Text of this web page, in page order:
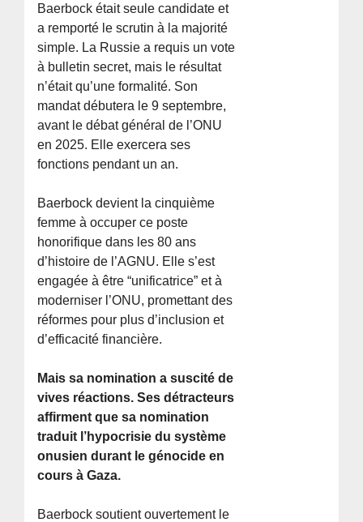
Baerbock était seule candidate et
a remporté le scrutin à la majorité
simple. La Russie a requis un vote
à bulletin secret, mais le résultat
n’était qu’une formalité. Son
mandat débutera le 9 septembre,
avant le débat général de l’ONU
en 2025. Elle exercera ses
fonctions pendant un an.
Baerbock devient la cinquième
femme à occuper ce poste
honorifique dans les 80 ans
d’histoire de l’AGNU. Elle s’est
engagée à être “unificatrice” et à
moderniser l’ONU, promettant des
réformes pour plus d’inclusion et
d’efficacité financière.
Mais sa nomination a suscité de
vives réactions. Ses détracteurs
affirment que sa nomination
traduit l’hypocrisie du système
onusien durant le génocide en
cours à Gaza.
Baerbock soutient ouvertement le